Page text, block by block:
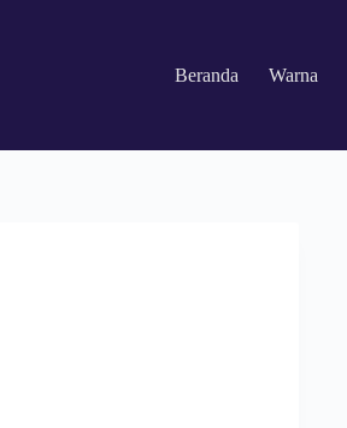
Beranda Warna